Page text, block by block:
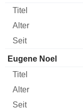
Eugene Noel